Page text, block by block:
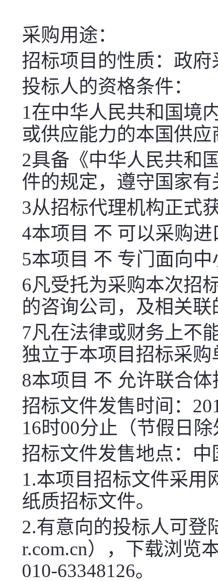
采购用途：
招标项目的性质：政府
投标人的资格条件：
1在中华人民共和国境
或供应能力的本国供
2具备《中华人民共和
件的规定，遵守国家有
3从招标代理机构正式
4本项目 不 可以采购
5本项目 不 专门面向
6凡受托为采购本次招
的咨询公司，及相关
7凡在法律或财务上不
独立于本项目招标采
8本项目 不 允许联合体
招标文件发售时间：
16时00分止（节假日除
招标文件发售地点：
1.本项目招标文件采用
纸质招标文件。
2.有意向的投标人可登
r.com.cn），下载浏览
010-63348126。